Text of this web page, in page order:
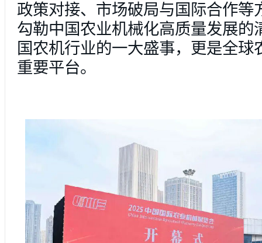
政策对接、市场破局与国际合作等
勾勒中国农业机械化高质量发展的
国农机行业的一大盛事，更是全球
重要平台。